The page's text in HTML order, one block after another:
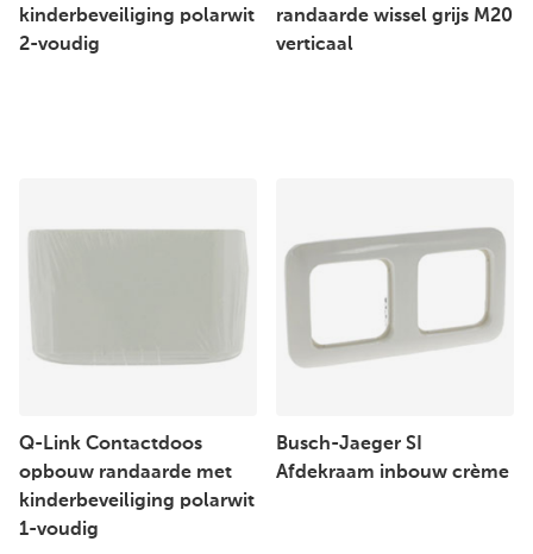
kinderbeveiliging polarwit
2-voudig
randaarde wissel grijs M20
verticaal
Q-Link Contactdoos
opbouw randaarde met
kinderbeveiliging polarwit
1-voudig
Busch-Jaeger SI
Afdekraam inbouw crème